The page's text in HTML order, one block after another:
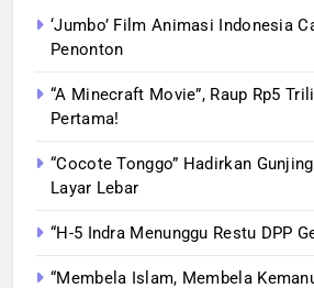
‘Jumbo’ Film Animasi Indonesia
Penonton
“A Minecraft Movie”, Raup Rp5
Pertama!
“Cocote Tonggo” Hadirkan
Layar Lebar
“H-5 Indra Menunggu Restu DPP
“Membela Islam, Membela